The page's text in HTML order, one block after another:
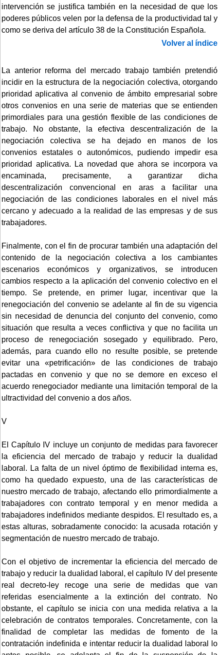
intervención se justifica también en la necesidad de que los
poderes públicos velen por la defensa de la productividad tal y
como se deriva del artículo 38 de la Constitución Española.
Volver al índice
La anterior reforma del mercado trabajo también pretendió
incidir en la estructura de la negociación colectiva, otorgando
prioridad aplicativa al convenio de ámbito empresarial sobre
otros convenios en una serie de materias que se entienden
primordiales para una gestión flexible de las condiciones de
trabajo. No obstante, la efectiva descentralización de la
negociación colectiva se ha dejado en manos de los
convenios estatales o autonómicos, pudiendo impedir esa
prioridad aplicativa. La novedad que ahora se incorpora va
encaminada, precisamente, a garantizar dicha
descentralización convencional en aras a facilitar una
negociación de las condiciones laborales en el nivel más
cercano y adecuado a la realidad de las empresas y de sus
trabajadores.
Finalmente, con el fin de procurar también una adaptación del
contenido de la negociación colectiva a los cambiantes
escenarios económicos y organizativos, se introducen
cambios respecto a la aplicación del convenio colectivo en el
tiempo. Se pretende, en primer lugar, incentivar que la
renegociación del convenio se adelante al fin de su vigencia
sin necesidad de denuncia del conjunto del convenio, como
situación que resulta a veces conflictiva y que no facilita un
proceso de renegociación sosegado y equilibrado. Pero,
además, para cuando ello no resulte posible, se pretende
evitar una «petrificación» de las condiciones de trabajo
pactadas en convenio y que no se demore en exceso el
acuerdo renegociador mediante una limitación temporal de la
ultractividad del convenio a dos años.
V
El Capítulo IV incluye un conjunto de medidas para favorecer
la eficiencia del mercado de trabajo y reducir la dualidad
laboral. La falta de un nivel óptimo de flexibilidad interna es,
como ha quedado expuesto, una de las características de
nuestro mercado de trabajo, afectando ello primordialmente a
trabajadores con contrato temporal y en menor medida a
trabajadores indefinidos mediante despidos. El resultado es, a
estas alturas, sobradamente conocido: la acusada rotación y
segmentación de nuestro mercado de trabajo.
Con el objetivo de incrementar la eficiencia del mercado de
trabajo y reducir la dualidad laboral, el capítulo IV del presente
real decreto-ley recoge una serie de medidas que van
referidas esencialmente a la extinción del contrato. No
obstante, el capítulo se inicia con una medida relativa a la
celebración de contratos temporales. Concretamente, con la
finalidad de completar las medidas de fomento de la
contratación indefinida e intentar reducir la dualidad laboral lo